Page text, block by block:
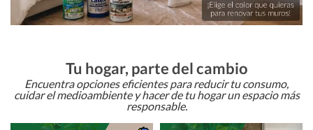
Tu hogar, parte del cambio
Encuentra opciones eficientes para reducir tu consumo,
cuidar el medioambiente y hacer de tu hogar un espacio más
responsable.